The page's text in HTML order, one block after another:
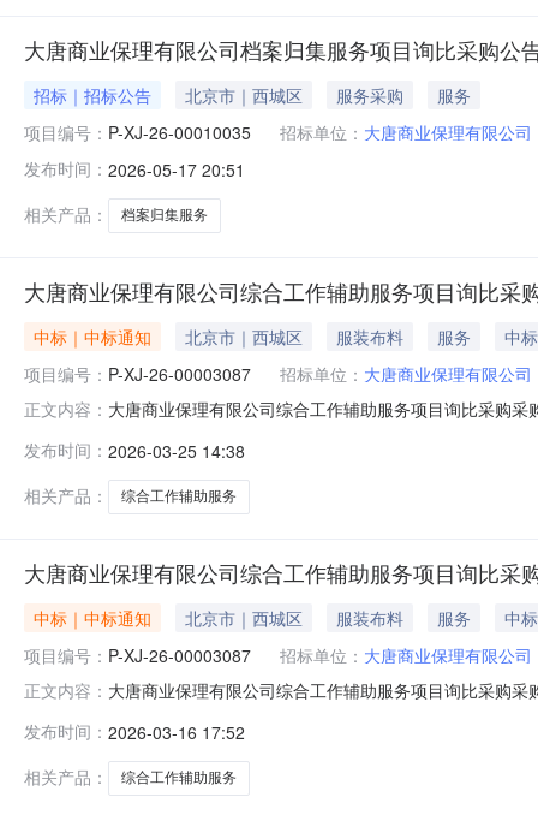
大唐商业保理有限公司档案归集服务项目询比采购公
招标｜招标公告 北京市｜西城区 服务采购
服务
项目编号： P-XJ-26-00010035 招标单位： 大唐商业保理有限公司
发布时间： 2026-05-17 20:51
相关产品：
档案归集服务
大唐商业保理有限公司综合工作辅助服务项目询比采
中标｜中标通知 北京市｜西城区 服装布料 服务
中
项目编号： P-XJ-26-00003087 招标单位： 大唐商业保理有限公司
正文内容： 大唐商业保理有限公司综合工作辅助服务项目询比采购
八、采购人及联系方式：大唐商业保理有限公司；
发布时间： 2026-03-25 14:38
相关产品：
综合工作辅助服务
大唐商业保理有限公司综合工作辅助服务项目询比采
中标｜中标通知 北京市｜西城区 服装布料 服务
中
项目编号： P-XJ-26-00003087 招标单位： 大唐商业保理有限公司
正文内容： 大唐商业保理有限公司综合工作辅助服务项目询比采购
八、采购人及联系方式：大唐商业保理有限公司；
发布时间： 2026-03-16 17:52
相关产品：
综合工作辅助服务